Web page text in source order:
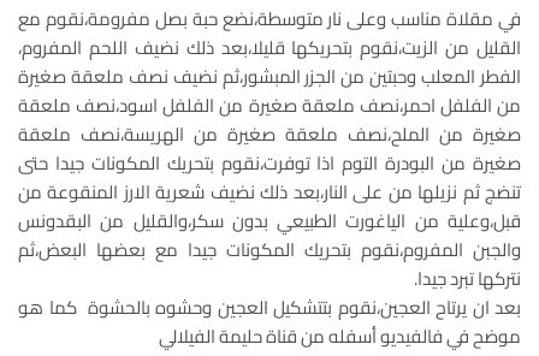
في مقلاة مناسب وعلى نار متوسطة،نضع حبة بصل مفرومة،نقوم مع
القليل من الزيت،نقوم بتحريكها قليلا،بعد ذلك نضيف اللحم المفروم،
الفطر المعلب وحبتين من الجزر المبشور،ثم نضيف نصف ملعقة صغيرة
من الفلفل احمر،نصف ملعقة صغيرة من الفلفل اسود،نصف ملعقة
صغيرة من الملح،نصف ملعقة صغيرة من الهريسة،نصف ملعقة
صغيرة من البودرة التوم اذا توفرت،نقوم بتحريك المكونات جيدا حتى
تنضج ثم نزيلها من على النار،بعد ذلك نضيف شعرية الارز المنقوعة من
قبل،وعلية من الياغورت الطبيعي بدون سكر،والقليل من البقدونس
والجبن المفروم،نقوم بتحريك المكونات جيدا مع بعضها البعض،ثم
نتركها تبرد جيدا.
بعد ان يرتاح العجين،نقوم بتتشكيل العجين وحشوه بالحشوة كما هو
موضح في فالفيديو أسفله من قناة حليمة الفيلالي